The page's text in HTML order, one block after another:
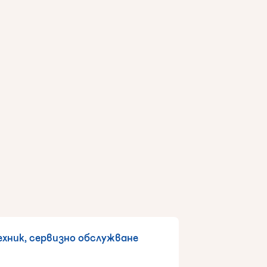
сервизно обслужване